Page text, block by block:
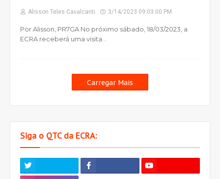
Alisson Teles Cavalcanti 3/14/2023 09:03:00 PM
Por Alisson, PR7GA No próximo sábado, 18/03/2023, a
ECRA receberá uma visita…
Carregar Mais
Siga o QTC da ECRA: